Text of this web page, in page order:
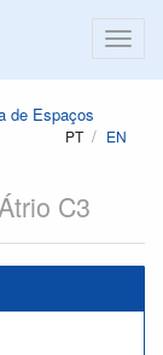
de Espaços
PT EN
Átrio C3